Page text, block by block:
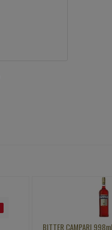
LICOR COINTREAU